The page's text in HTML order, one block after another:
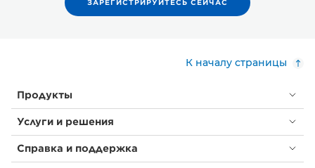
ЗАРЕГИСТРИРУЙТЕСЬ СЕЙЧАС
К началу страницы
Продукты
Услуги и решения
Справка и поддержка